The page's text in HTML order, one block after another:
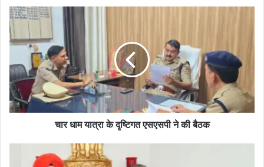
चार धाम यात्रा के दृष्टिगत एसएसपी ने की बैठक